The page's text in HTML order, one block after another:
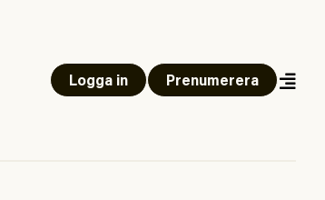
Logga in Prenumerera